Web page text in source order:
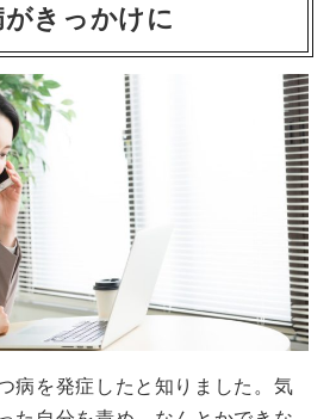
きっかけに
病を発症したと知りました。気